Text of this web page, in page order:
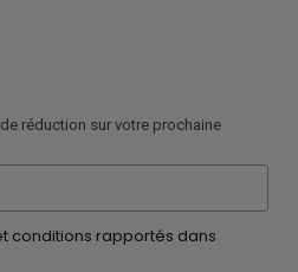
de réduction sur votre prochaine
conditions rapportés dans